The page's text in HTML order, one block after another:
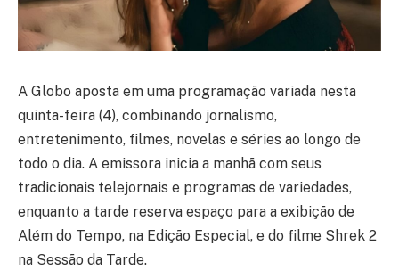
A Globo aposta em uma programação variada nesta
quinta-feira (4), combinando jornalismo,
entretenimento, filmes, novelas e séries ao longo de
todo o dia. A emissora inicia a manhã com seus
tradicionais telejornais e programas de variedades,
enquanto a tarde reserva espaço para a exibição de
Além do Tempo, na Edição Especial, e do filme Shrek 2
na Sessão da Tarde.